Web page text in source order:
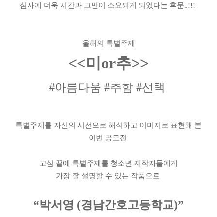
심사에 더욱 시간과 고민이 소요되게 되었다는 후문..!!!
올해의 특별주제
<<미 or추>>
#아름다움 #추함 #선택
특별주제를 자신의 시선으로 해석하고 이미지로 표현해 본
이번 공모전
고심 끝에 특별주제를 청소년 제작자들에게
가장 잘 설명할 수 있는 작품으로
“박서영 (경남간호고등학교)”